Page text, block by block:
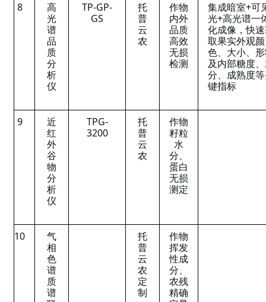
8
高
光
谱
品
质
分
析
仪
TP-GP-
GS
托
普
云
农
作物
内外
品质
高效
无损
检测
集成暗室+可
光+高光谱一
化成像，快
取果实外观颜
色、大小、
及内部糖度
分、成熟度
键指标
9
近
红
外
谷
物
分
析
仪
TPG-
3200
托
普
云
农
作物
籽粒
水
分、
蛋白
无损
测定
10
气
相
色
谱
质
谱
托
普
云
农
定
制
作物
挥发
性成
分、
农残
精确